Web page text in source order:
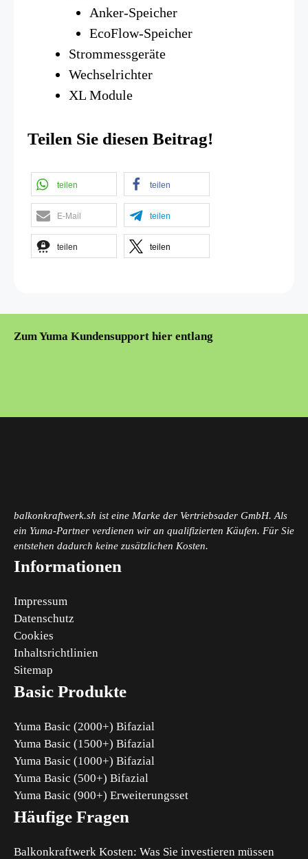
Anker-Speicher
EcoFlow-Speicher
Strommessgeräte
Wechselrichter
XL Module
Teilen Sie diesen Beitrag!
teilen teilen
E-Mail teilen
teilen teilen
Zum Yuma Kundensupport hier entlang
balkonkraftwerk.sh ist eine Marke der Vertriebsader GmbH. Als
ein Yuma-Partner verdienen wir an qualifizierten Käufen. Für Sie
entstehen dadurch keine zusätzlichen Kosten.
Informationen
Impressum
Datenschutz
Cookies
Inhaltsrichtlinien
Sitemap
Basic Produkte
Yuma Basic (2000+) Bifazial
Yuma Basic (1500+) Bifazial
Yuma Basic (1000+) Bifazial
Yuma Basic (500+) Bifazial
Yuma Basic (900+) Erweiterungsset
Häufige Fragen
Balkonkraftwerk Kosten: Was Sie investieren müssen